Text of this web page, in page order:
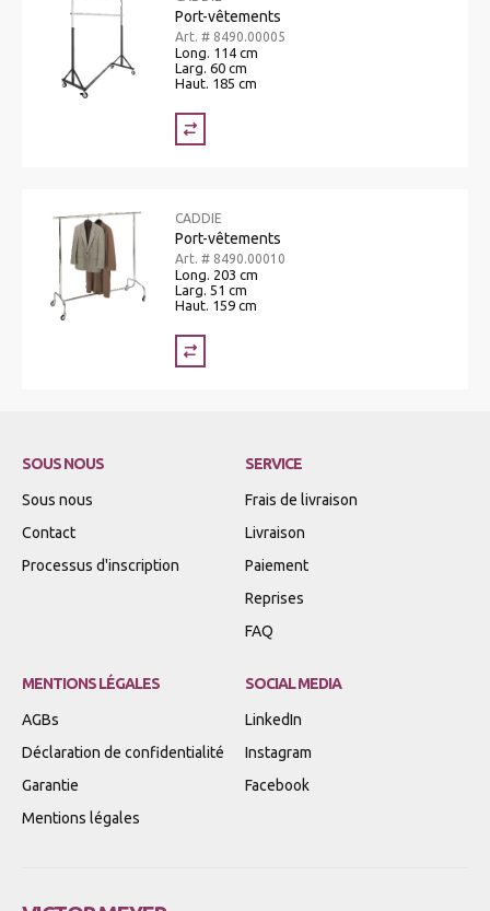
Port-vêtements
Art. # 8490.00005
Long. 114 cm
Larg. 60 cm
Haut. 185 cm
CADDIE
Port-vêtements
Art. # 8490.00010
Long. 203 cm
Larg. 51 cm
Haut. 159 cm
SOUS NOUS
Sous nous
Contact
Processus d'inscription
SERVICE
Frais de livraison
Livraison
Paiement
Reprises
FAQ
MENTIONS LÉGALES
AGBs
Déclaration de confidentialité
Garantie
Mentions légales
SOCIAL MEDIA
LinkedIn
Instagram
Facebook